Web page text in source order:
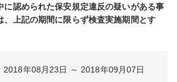
に認められた保安規定違反の疑いがある事
、上記の期間に限らず検査実施期間とす
2018年08月23日 ～ 2018年09月07日